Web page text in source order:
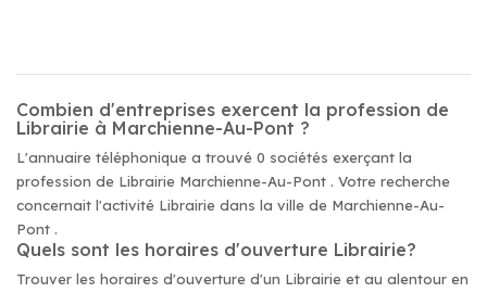
Combien d'entreprises exercent la profession de
Librairie à Marchienne-Au-Pont ?
L'annuaire téléphonique a trouvé 0 sociétés exerçant la
profession de Librairie Marchienne-Au-Pont . Votre recherche
concernait l'activité Librairie dans la ville de Marchienne-Au-
Pont .
Quels sont les horaires d'ouverture Librairie?
Trouver les horaires d'ouverture d'un Librairie et au alentour en